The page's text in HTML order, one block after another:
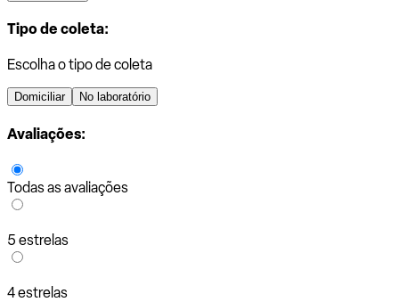
Tipo de coleta:
Escolha o tipo de coleta
Domiciliar No laboratório
Avaliações:
Todas as avaliações
5 estrelas
4 estrelas